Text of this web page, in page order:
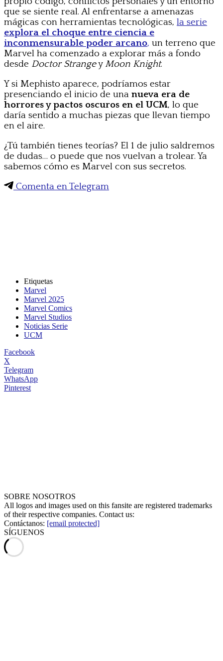
que se siente real. Al enfrentarse a amenazas
mágicas con herramientas tecnológicas, la serie
explora el choque entre ciencia e
inconmensurable poder arcano, un terreno que
Marvel ha comenzado a explorar más a fondo
desde Doctor StrangeyMoon Knight.
Y si Mephisto aparece, podríamos estar
presenciando el inicio de una nueva era de
horrores y pactos oscuros en el UCM, lo que
daría sentido a muchas piezas que llevan tiempo
en el aire.
¿Tú también tienes teorías? El 1 de julio saldremos
de dudas… o puede que nos vuelvan a trolear. Ya
sabemos cómo es Marvel con sus secretos.
Comenta en Telegram
Etiquetas
Marvel
Marvel 2025
Marvel Comics
Marvel Studios
Noticias Serie
UCM
Facebook
X
Telegram
WhatsApp
Pinterest
SOBRE NOSOTROS
All logos and images used on this fansite are registered trademarks
of their respective companies. Contact us:
Contáctanos: [email protected]
SÍGUENOS